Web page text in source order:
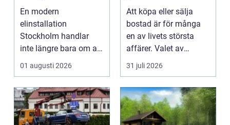
framtidssäker el i
företagslokaler
En modern
elinstallation
Stockholm handlar
inte längre bara om att
få belysning och uttag
på rätt pl...
01 augusti 2026
bostadsaffär
Att köpa eller sälja
bostad är för många
en av livets största
affärer. Valet av
mäklare Värnamo
påve...
31 juli 2026